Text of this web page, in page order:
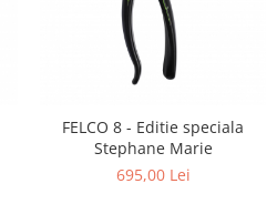
FELCO 8 - Editie speciala
Stephane Marie
695,00 Lei